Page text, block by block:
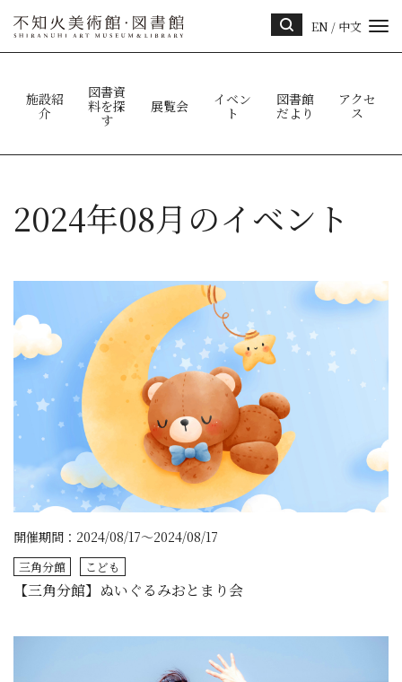
ト内
EN / 中文
施設紹
介
図書資
料を探
す
展覧会
イベン
ト
図書館
だより
アクセ
ス
2024年08月のイベント
【三角分館】ぬいぐるみおとまり会
開催期間：2024/08/17～2024/08/17
三角分館 こども